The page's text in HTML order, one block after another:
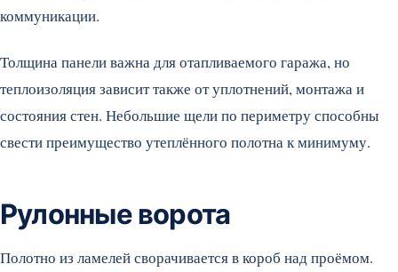
коммуникации.
Толщина панели важна для отапливаемого гаража, но
теплоизоляция зависит также от уплотнений, монтажа и
состояния стен. Небольшие щели по периметру способны
свести преимущество утеплённого полотна к минимуму.
Рулонные ворота
Полотно из ламелей сворачивается в короб над проёмом.